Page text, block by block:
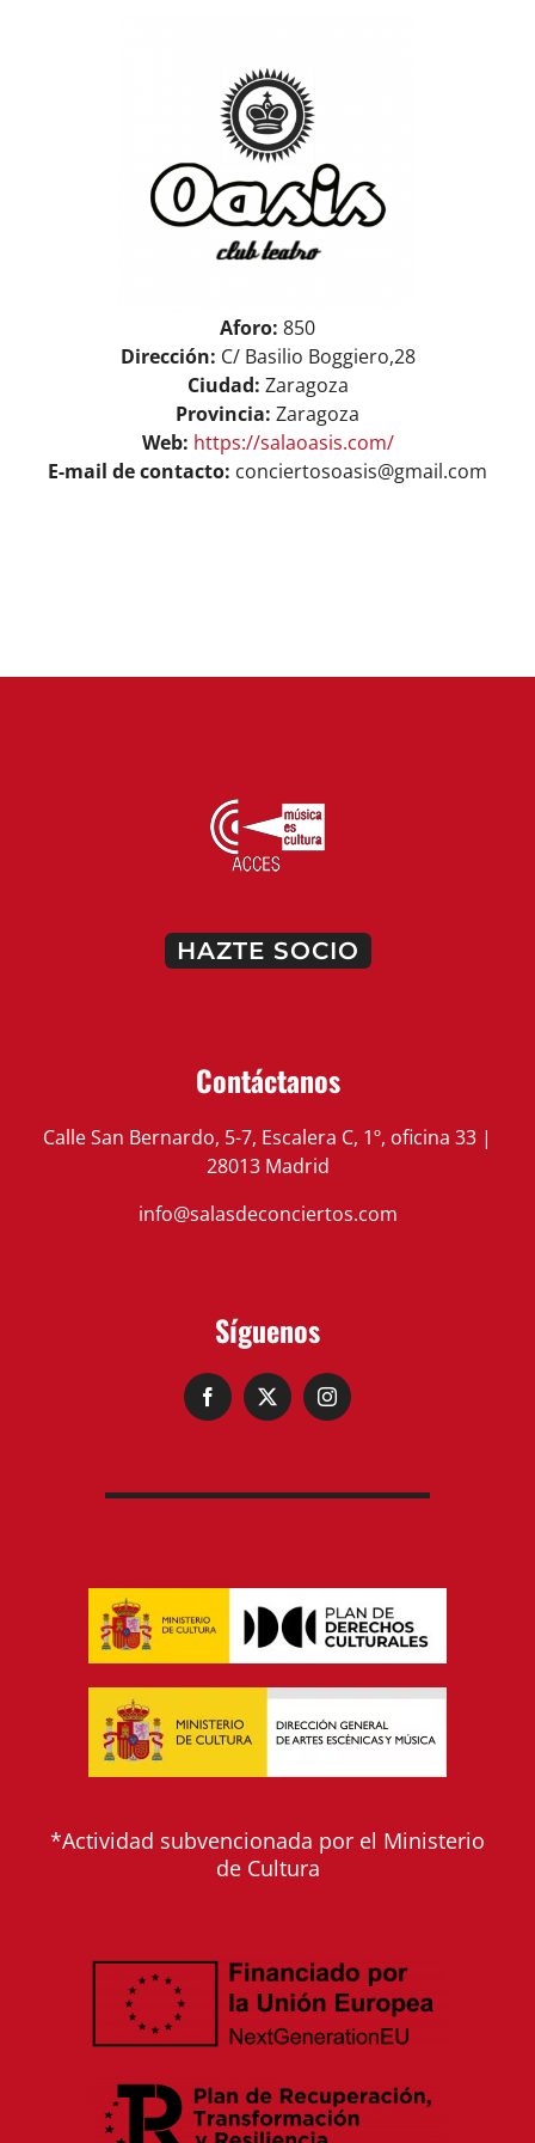
Image
Aforo: 850
Dirección: C/ Basilio Boggiero,28
Ciudad: Zaragoza
Provincia: Zaragoza
Web: https://salaoasis.com/
E-mail de contacto: conciertosoasis@gmail.com
HAZTE SOCIO
Contáctanos
Calle San Bernardo, 5-7, Escalera C, 1º, oficina 33 |
28013 Madrid
info@salasdeconciertos.com
Síguenos
*Actividad subvencionada por el Ministerio
de Cultura